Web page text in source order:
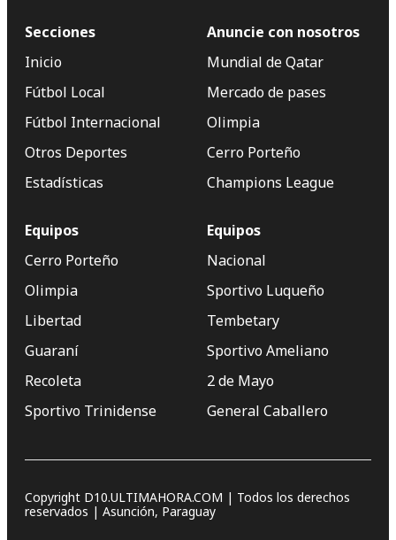
Secciones
Inicio
Fútbol Local
Fútbol Internacional
Otros Deportes
Estadísticas
Anuncie con nosotros
Mundial de Qatar
Mercado de pases
Olimpia
Cerro Porteño
Champions League
Equipos
Cerro Porteño
Olimpia
Libertad
Guaraní
Recoleta
Sportivo Trinidense
Equipos
Nacional
Sportivo Luqueño
Tembetary
Sportivo Ameliano
2 de Mayo
General Caballero
Copyright D10.ULTIMAHORA.COM | Todos los derechos
reservados | Asunción, Paraguay